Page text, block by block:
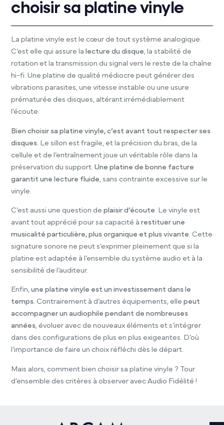
choisir sa platine vinyle
La platine vinyle est le cœur de tout système analogique.
C’est elle qui assure la lecture du disque, la stabilité de
rotation et la transmission du signal vers le reste de la chaîne
hi-fi. Une platine de qualité médiocre peut générer des
vibrations parasites, une vitesse instable ou une usure
prématurée des disques, altérant irrémédiablement
l’écoute.
Bien choisir sa platine vinyle, c’est avant tout respecter ses
disques . Le sillon est fragile, et la précision du bras, de la
cellule et de l’entraînement joue un véritable rôle dans la
préservation du support.Une platine de bonne facture
garantit une lecture fluide , sans contrainte excessive sur le
vinyle.
C’est aussi une question deplaisir d’écoute . Le vinyle est
avant tout apprécié pour sa capacité àrestituer une
musicalité particulière, plus organique et plus vivante . Cette
signature sonore ne peut s’exprimer pleinement que si la
platine est adaptée à l’ensemble du système audio et à la
sensibilité de l’auditeur.
Enfin,une platine vinyle est un investissement dans le
temps. Contrairement à d’autres équipements, ellepeut
accompagner un audiophile pendant de nombreuses
années, évoluer avec de nouveaux éléments et s’intégrer
dans des configurations de plus en plus exigeantes. D’où
l’importance de faire un choix réfléchi dès le départ.
Mais alors, comment bien choisir sa platine vinyle ? Tour
d’ensemble des critères à observer avec Audio Fidélité !